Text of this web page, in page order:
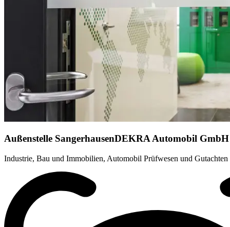
Außenstelle SangerhausenDEKRA Automobil GmbH
Industrie, Bau und Immobilien, Automobil Prüfwesen und Gutachten